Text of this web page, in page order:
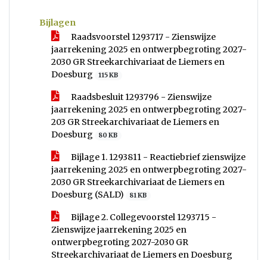
Bijlagen
Raadsvoorstel 1293717 - Zienswijze
jaarrekening 2025 en ontwerpbegroting 2027-
2030 GR Streekarchivariaat de Liemers en
Doesburg
115 KB
Raadsbesluit 1293796 - Zienswijze
jaarrekening 2025 en ontwerpbegroting 2027-
203 GR Streekarchivariaat de Liemers en
Doesburg
80 KB
Bijlage 1. 1293811 - Reactiebrief zienswijze
jaarrekening 2025 en ontwerpbegroting 2027-
2030 GR Streekarchivariaat de Liemers en
Doesburg (SALD)
81 KB
Bijlage 2. Collegevoorstel 1293715 -
Zienswijze jaarrekening 2025 en
ontwerpbegroting 2027-2030 GR
Streekarchivariaat de Liemers en Doesburg